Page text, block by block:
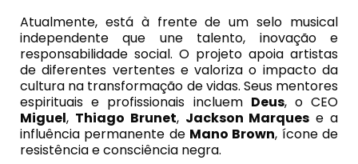
Atualmente, está à frente de um selo musical
independente que une talento, inovação e
responsabilidade social. O projeto apoia artistas
de diferentes vertentes e valoriza o impacto da
cultura na transformação de vidas. Seus mentores
espirituais e profissionais incluem Deus, o CEO
Miguel, Thiago Brunet, Jackson Marques e a
influência permanente de Mano Brown, ícone de
resistência e consciência negra.